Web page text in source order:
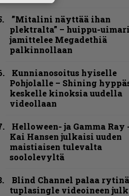
”Mitalini näyttää ihan
plektralta” – huippu-uimari
jamittelee Megadethiä
palkinnollaan
Kunnianosoitus hyiselle
Pohjolalle – Shining
keskelle kinoksia uudella
videollaan
Helloween- ja Gamma Ray
Kai Hansen julkaisi uuden
maistiaisen tulevalta
soololevyltä
Blind Channel palaa
tuplasingle videoineen